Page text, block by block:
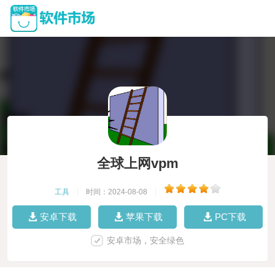
全球上网vpm
工具 时间：2024-08-08
安卓下载 苹果下载 PC下载
安卓市场，安全绿色